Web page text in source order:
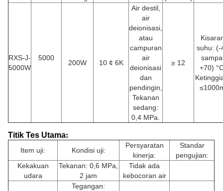
RXS-J-
5000W
5000
200W 10 ¢ 6K
Air destil,
air
deionisasi,
atau
campuran
air
deionisasi
dan
pendingin,
Tekanan
sedang:
0,4 MPa.
≥ 12
suhu: (-
+70)
Titik Tes Utama:
Item uji: Kondisi uji:
Persyaratan
kinerja:
Standar
pengujian:
Kekakuan
udara
Tekanan: 0,6 MPa,
2 jam
Tidak ada
kebocoran air
Tegangan: